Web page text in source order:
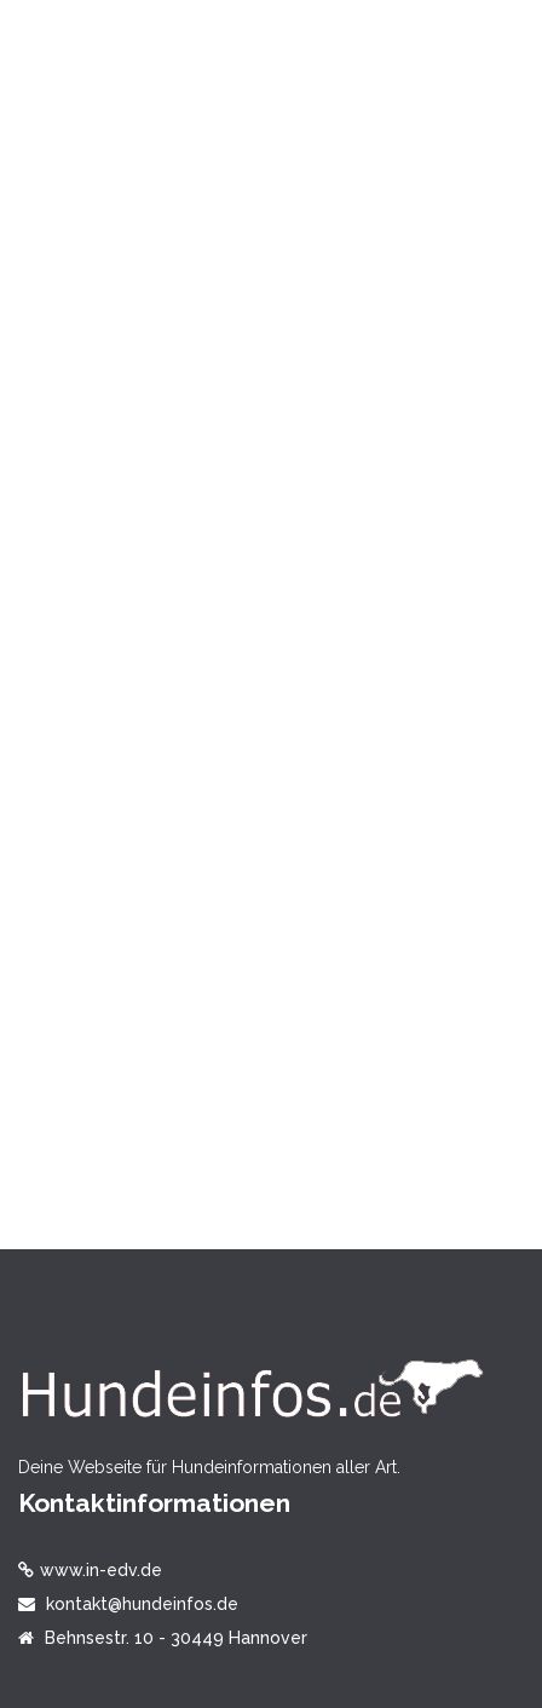
Deine Webseite für Hundeinformationen aller Art.
Kontaktinformationen
www.in-edv.de
kontakt@hundeinfos.de
Behnsestr. 10 - 30449 Hannover